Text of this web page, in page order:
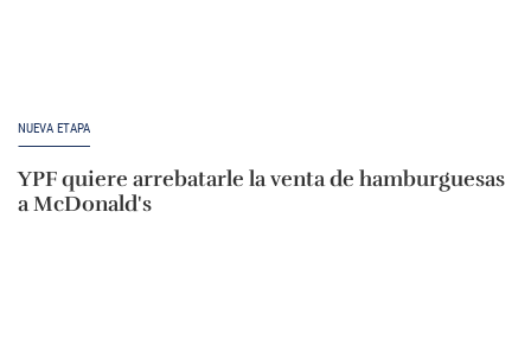
NUEVA ETAPA
YPF quiere arrebatarle la venta de hamburguesas
a McDonald's